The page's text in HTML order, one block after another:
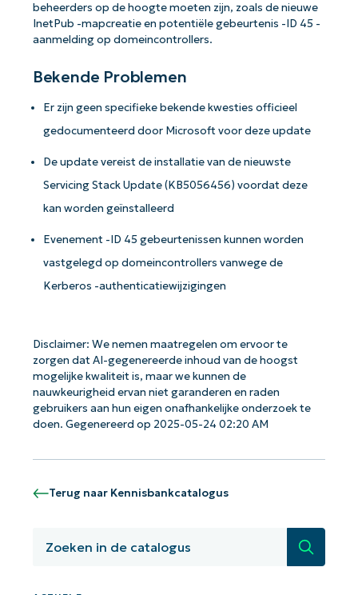
beheerders op de hoogte moeten zijn, zoals de nieuwe
InetPub -mapcreatie en potentiële gebeurtenis -ID 45 -
aanmelding op domeincontrollers.
Bekende Problemen
Er zijn geen specifieke bekende kwesties officieel
gedocumenteerd door Microsoft voor deze update
De update vereist de installatie van de nieuwste
Servicing Stack Update (KB5056456) voordat deze
kan worden geïnstalleerd
Evenement -ID 45 gebeurtenissen kunnen worden
vastgelegd op domeincontrollers vanwege de
Kerberos -authenticatiewijzigingen
Disclaimer: We nemen maatregelen om ervoor te
zorgen dat AI-gegenereerde inhoud van de hoogst
mogelijke kwaliteit is, maar we kunnen de
nauwkeurigheid ervan niet garanderen en raden
gebruikers aan hun eigen onafhankelijke onderzoek te
doen. Gegenereerd op 2025-05-24 02:20 AM
Terug naar Kennisbankcatalogus
Zoeken
Aan de slag met NinjaOne AI-